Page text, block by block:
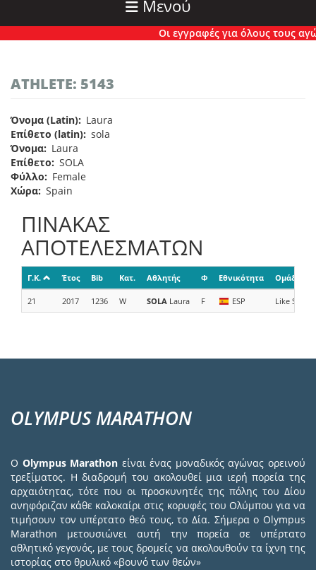
Μενού
Οι εγγραφές για όλους τους
ATHLETE: 5143
Όνομα (Latin)
Laura
Επίθετο (latin) sola
Όνομα
Laura
Επίθετο
SOLA
Φύλλο
Female
Χώρα Spain
ΠΙΝΑΚΑΣ
ΑΠΟΤΕΛΕΣΜΑΤΩΝ
Γ.Κ. Έτος Bib Κατ. Αθλητής Φ Εθνικότητα Ομάδα/
21 2017 1236 W SOLA Laura F ESP Like Sport
OLYMPUS MARATHON
Ο Olympus Marathon είναι ένας μοναδικός αγώνας ορεινού
τρεξίματος. Η διαδρομή του ακολουθεί μια ιερή πορεία της
αρχαιότητας, τότε που οι προσκυνητές της πόλης του Δίου
ανηφόριζαν κάθε καλοκαίρι στις κορυφές του Ολύμπου για να
τιμήσουν τον υπέρτατο θεό τους, το Δία. Σήμερα ο Olympus
Marathon μετουσιώνει αυτή την πορεία σε υπέρτατο
αθλητικό γεγονός, με τους δρομείς να ακολουθούν τα ίχνη της
ιστορίας στο θρυλικό «βουνό των θεών»